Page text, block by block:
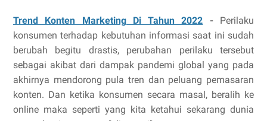
Trend Konten Marketing Di Tahun 2022 - Perilaku
konsumen terhadap kebutuhan informasi saat ini sudah
berubah begitu drastis, perubahan perilaku tersebut
sebagai akibat dari dampak pandemi global yang pada
akhirnya mendorong pula tren dan peluang pemasaran
konten. Dan ketika konsumen secara masal, beralih ke
online maka seperti yang kita ketahui sekarang dunia